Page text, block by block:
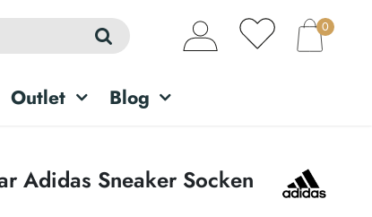
Outlet Blog
0
Adidas Sneaker Socken